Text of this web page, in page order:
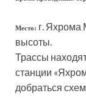
Место: г. Яхрома
высоты.
Трассы
станции
добраться